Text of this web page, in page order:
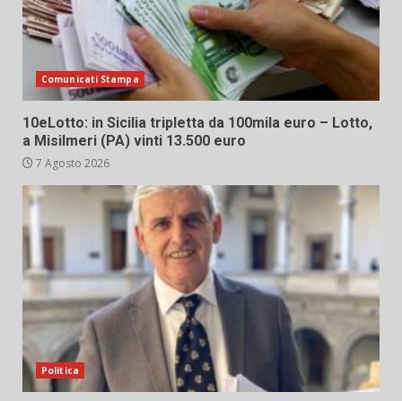
Comunicati Stampa
10eLotto: in Sicilia tripletta da 100mila euro – Lotto,
a Misilmeri (PA) vinti 13.500 euro
7 Agosto 2026
Politica